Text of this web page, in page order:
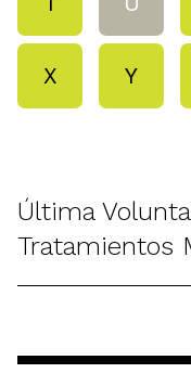
X Y
Última
Tratamientos